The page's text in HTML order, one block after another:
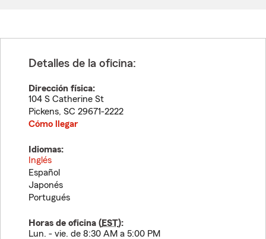
Detalles de la oficina:
Dirección física:
104 S Catherine St
Pickens, SC 29671-2222
Cómo llegar
Idiomas:
Inglés
Español
Japonés
Portugués
Horas de oficina (EST):
Lun. - vie. de 8:30 AM a 5:00 PM